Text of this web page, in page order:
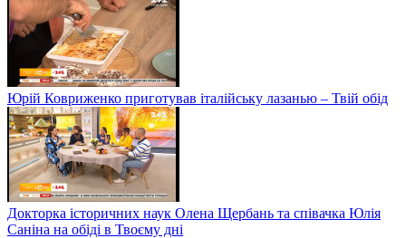
Юрій Ковриженко приготував італійську лазанью – Твій обід
Докторка історичних наук Олена Щербань та співачка Юлія
Саніна на обіді в Твоєму дні